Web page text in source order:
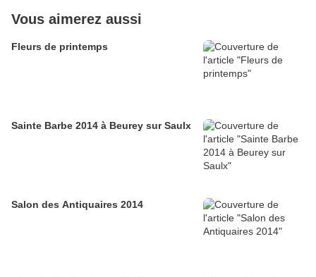
Vous aimerez aussi
Fleurs de printemps
Sainte Barbe 2014 à Beurey sur Saulx
Salon des Antiquaires 2014